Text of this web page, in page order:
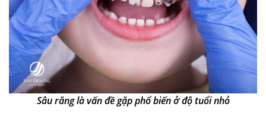
Sâu răng là vấn đề gặp phổ biến ở độ tuổi nhỏ